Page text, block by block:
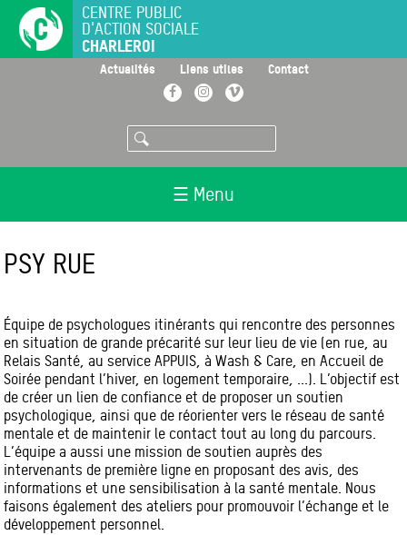
principal
CENTRE PUBLIC
D'ACTION SOCIALE
CHARLEROI
Actualités Liens utiles Contact
FacebookInstagramVimeo
Rechercher
☰ Menu
PSY RUE
Équipe de psychologues itinérants qui rencontre des personnes
en situation de grande précarité sur leur lieu de vie (en rue, au
Relais Santé, au service APPUIS, à Wash & Care, en Accueil de
Soirée pendant l’hiver, en logement temporaire, ...). L’objectif est
de créer un lien de confiance et de proposer un soutien
psychologique, ainsi que de réorienter vers le réseau de santé
mentale et de maintenir le contact tout au long du parcours.
L’équipe a aussi une mission de soutien auprès des
intervenants de première ligne en proposant des avis, des
informations et une sensibilisation à la santé mentale. Nous
faisons également des ateliers pour promouvoir l’échange et le
développement personnel.